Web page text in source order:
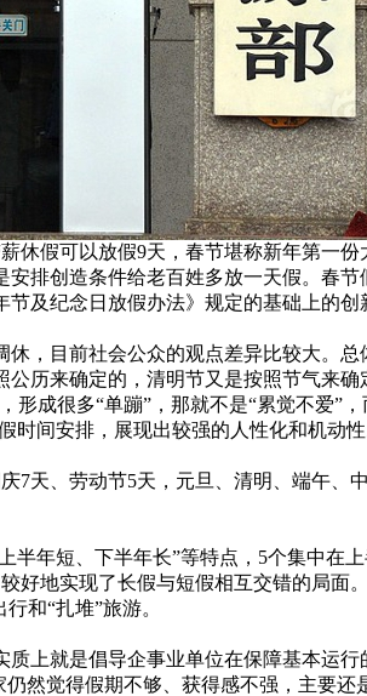
休假可以放假9天，春节堪称新年第一
安排创造条件给老百姓多放一天假。春
及纪念日放假办法》规定的基础上的
，目前社会公众的观点差异比较大。
历来确定的，清明节又是按照节气来
成很多“单蹦”，那就不是“累觉不爱”
时间安排，展现出较强的人性化和机动性
7天、劳动节5天，元旦、清明、端午
半年短、下半年长”等特点，5个集中
好地实现了长假与短假相互交错的局
和“扎堆”旅游。
上就是倡导企事业单位在保障基本运
然觉得假期不够、获得感不强，主要